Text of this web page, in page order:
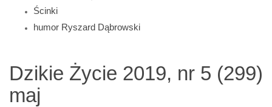
Ścinki
humor Ryszard Dąbrowski
Dzikie Życie 2019, nr 5 (299)
maj